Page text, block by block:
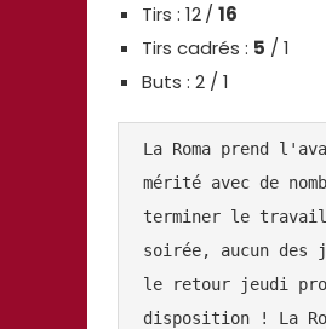
Tirs : 12 / 16
Tirs cadrés : 5 / 1
Buts : 2 / 1
La Roma prend
mérité avec de
terminer le travail
soirée, aucun
le retour jeudi
disposition ! La